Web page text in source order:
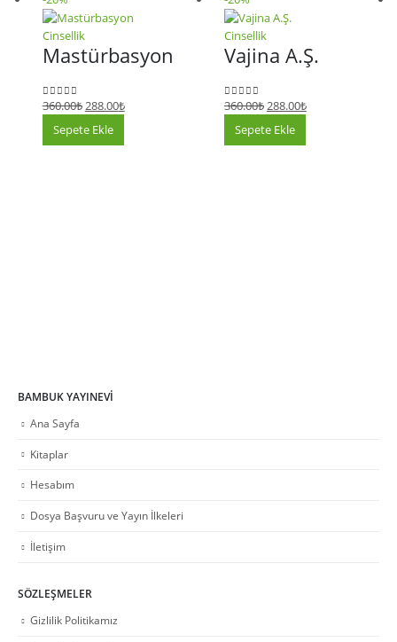
Cinsellik
Mastürbasyon
05 üzerinden
360.00₺288.00₺
Sepete Ekle
Cinsellik
Vajina A.Ş.
05 üzerinden
360.00₺288.00₺
Sepete Ekle
BAMBUK YAYINEVI
Ana Sayfa
Kitaplar
Hesabım
Dosya Başvuru ve Yayın İlkeleri
İletişim
SÖZLEŞMELER
Gizlilik Politikamız